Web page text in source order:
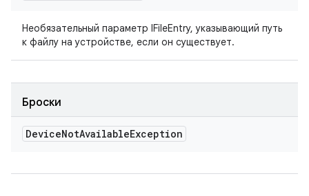
Необязательный параметр IFileEntry, указывающий путь
к файлу на устройстве, если он существует.
Броски
DeviceNotAvailableException